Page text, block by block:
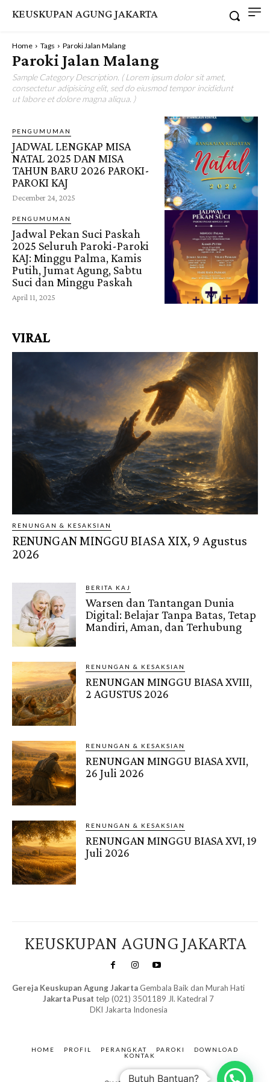
KEUSKUPAN AGUNG JAKARTA
Home Tags Paroki Jalan Malang
Paroki Jalan Malang
Sample Category Description. ( Lorem ipsum dolor sit amet,
consectetur adipisicing elit, sed do eiusmod tempor incididunt
ut labore et dolore magna aliqua. )
PENGUMUMAN
JADWAL LENGKAP MISA
NATAL 2025 DAN MISA
TAHUN BARU 2026 PAROKI-
PAROKI KAJ
December 24, 2025
PENGUMUMAN
Jadwal Pekan Suci Paskah
2025 Seluruh Paroki-Paroki
KAJ: Minggu Palma, Kamis
Putih, Jumat Agung, Sabtu
Suci dan Minggu Paskah
April 11, 2025
VIRAL
RENUNGAN & KESAKSIAN
RENUNGAN MINGGU BIASA XIX, 9 Agustus
2026
BERITA KAJ
Warsen dan Tantangan Dunia
Digital: Belajar Tanpa Batas, Tetap
Mandiri, Aman, dan Terhubung
RENUNGAN & KESAKSIAN
RENUNGAN MINGGU BIASA XVIII,
2 AGUSTUS 2026
RENUNGAN & KESAKSIAN
RENUNGAN MINGGU BIASA XVII,
26 Juli 2026
RENUNGAN & KESAKSIAN
RENUNGAN MINGGU BIASA XVI, 19
Juli 2026
KEUSKUPAN AGUNG JAKARTA
Gereja Keuskupan Agung Jakarta Gembala Baik dan Murah Hati
Jakarta Pusat telp (021) 3501189 Jl. Katedral 7
DKI Jakarta Indonesia
HOME PROFIL PERANGKAT PAROKI
DOWNLOAD
KONTAK
Butuh Bantuan?